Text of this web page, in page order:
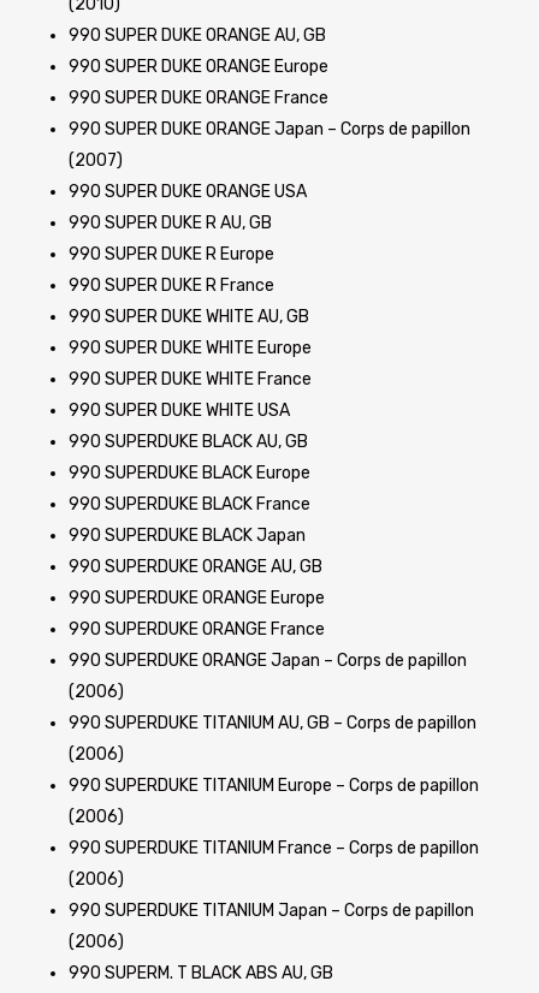
(2010)
990 SUPER DUKE ORANGE AU, GB
990 SUPER DUKE ORANGE Europe
990 SUPER DUKE ORANGE France
990 SUPER DUKE ORANGE Japan – Corps de papillon
(2007)
990 SUPER DUKE ORANGE USA
990 SUPER DUKE R AU, GB
990 SUPER DUKE R Europe
990 SUPER DUKE R France
990 SUPER DUKE WHITE AU, GB
990 SUPER DUKE WHITE Europe
990 SUPER DUKE WHITE France
990 SUPER DUKE WHITE USA
990 SUPERDUKE BLACK AU, GB
990 SUPERDUKE BLACK Europe
990 SUPERDUKE BLACK France
990 SUPERDUKE BLACK Japan
990 SUPERDUKE ORANGE AU, GB
990 SUPERDUKE ORANGE Europe
990 SUPERDUKE ORANGE France
990 SUPERDUKE ORANGE Japan – Corps de papillon
(2006)
990 SUPERDUKE TITANIUM AU, GB – Corps de papillon
(2006)
990 SUPERDUKE TITANIUM Europe – Corps de papillon
(2006)
990 SUPERDUKE TITANIUM France – Corps de papillon
(2006)
990 SUPERDUKE TITANIUM Japan – Corps de papillon
(2006)
990 SUPERM. T BLACK ABS AU, GB